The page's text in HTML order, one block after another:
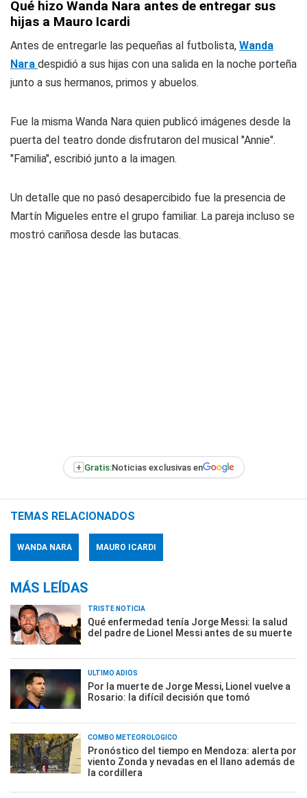
Qué hizo Wanda Nara antes de entregar sus
hijas a Mauro Icardi
Antes de entregarle las pequeñas al futbolista, Wanda
Nara despidió a sus hijas con una salida en la noche porteña
junto a sus hermanos, primos y abuelos.
Fue la misma Wanda Nara quien publicó imágenes desde la
puerta del teatro donde disfrutaron del musical "Annie".
"Familia", escribió junto a la imagen.
Un detalle que no pasó desapercibido fue la presencia de
Martín Migueles entre el grupo familiar. La pareja incluso se
mostró cariñosa desde las butacas.
+ Gratis:Noticias exclusivas en
TEMAS RELACIONADOS
WANDA NARA MAURO ICARDI
MÁS LEÍDAS
TRISTE NOTICIA
Qué enfermedad tenía Jorge Messi: la salud
del padre de Lionel Messi antes de su muerte
ÚLTIMO ADIÓS
Por la muerte de Jorge Messi, Lionel vuelve a
Rosario: la difícil decisión que tomó
COMBO METEOROLÓGICO
Pronóstico del tiempo en Mendoza: alerta por
viento Zonda y nevadas en el llano además de
la cordillera